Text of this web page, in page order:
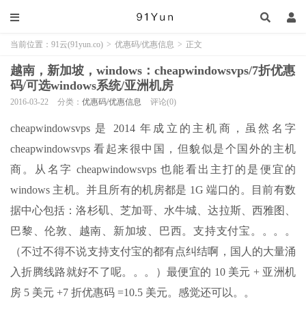
当前位置： 91云(91yun.co) > 优惠码/优惠信息 > 正文
越南，新加坡，windows：cheapwindowsvps/7折优惠
码/可选windows系统/亚洲机房
2016-03-22 分类： 优惠码/优惠信息 评论(0)
cheapwindowsvps 是 2014 年成立的主机商，虽然名字
cheapwindowsvps 看起来很中国，但貌似是个国外的主机
商。从名字 cheapwindowsvps 也能看出主打的是便宜的
windows 主机。并且所有的机房都是 1G 端口的。目前有数
据中心包括：洛杉矶、芝加哥、水牛城、达拉斯、西雅图、
巴黎、伦敦、越南、新加坡、巴西。支持支付宝。。。。
（不过不得不说支持支付宝的都有点纠结啊，国人的大量涌
入折腾线路就好不了呢。。。）最便宜的 10 美元 + 亚洲机
房 5 美元 +7 折优惠码 =10.5 美元。感觉还可以。。